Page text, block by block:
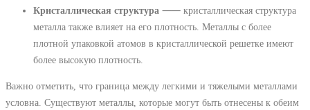
Кристаллическая структура ⸺ кристаллическая структура
металла также влияет на его плотность. Металлы с более
плотной упаковкой атомов в кристаллической решетке имеют
более высокую плотность.
Важно отметить, что граница между легкими и тяжелыми металлами
условна. Существуют металлы, которые могут быть отнесены к обеим